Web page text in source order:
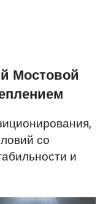
Мостовой
со
и